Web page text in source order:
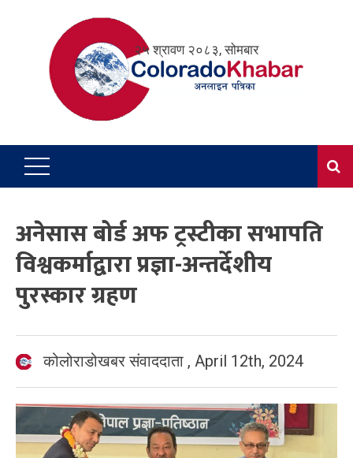
२५ श्रावण २०८३, सोमबार
अनेसास बोर्ड अफ ट्रस्टीका सभापति
विश्वकर्माद्वारा प्रज्ञा-अन्तर्देशीय
पुरस्कार ग्रहण
कोलोराडोखबर संवाददाता , April 12th, 2024